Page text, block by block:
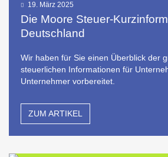
19. März 2025
Die Moore Steuer-
Deutschland
Wir haben für Sie einen Überblick der
steuerlichen Informationen für
Unternehmer vorbereitet.
ZUM ARTIKEL